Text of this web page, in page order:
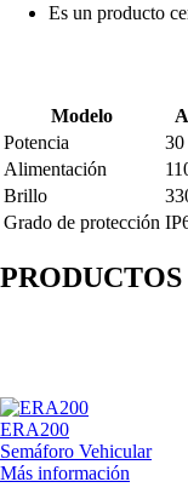
Es un producto
Modelo
Potencia
Alimentación
Brillo
Grado de protección
ERA200
Semáforo Vehicular
Más información